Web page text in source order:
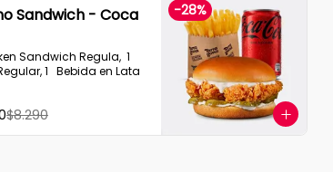
-28%
Sandwich - Coca
Sandwich Regula,  1
1   Bebida en Lata
$8.290